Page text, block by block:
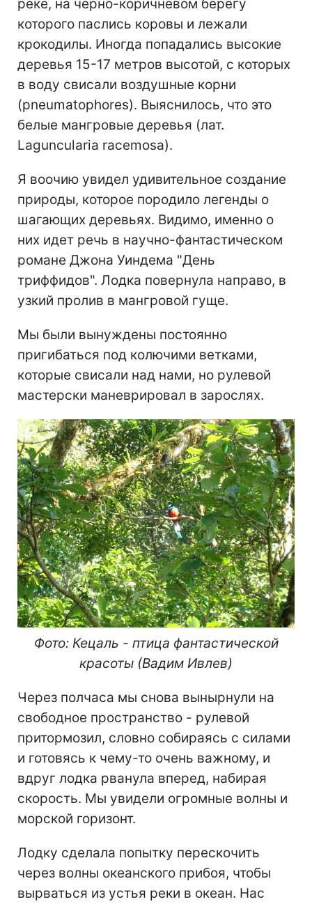
реке, на черно-коричневом берегу
которого паслись коровы и лежали
крокодилы. Иногда попадались высокие
деревья 15-17 метров высотой, с которых
в воду свисали воздушные корни
(pneumatophores). Выяснилось, что это
белые мангровые деревья (лат.
Laguncularia racemosa).
Я воочию увидел удивительное создание
природы, которое породило легенды о
шагающих деревьях. Видимо, именно о
них идет речь в научно-фантастическом
романе Джона Уиндема "День
триффидов". Лодка повернула направо, в
узкий пролив в мангровой гуще.
Мы были вынуждены постоянно
пригибаться под колючими ветками,
которые свисали над нами, но рулевой
мастерски маневрировал в зарослях.
Фото: Кецаль - птица фантастической
красоты (Вадим Ивлев)
Через полчаса мы снова вынырнули на
свободное пространство - рулевой
притормозил, словно собираясь с силами
и готовясь к чему-то очень важному, и
вдруг лодка рванула вперед, набирая
скорость. Мы увидели огромные волны и
морской горизонт.
Лодку сделала попытку перескочить
через волны океанского прибоя, чтобы
вырваться из устья реки в океан. Нас